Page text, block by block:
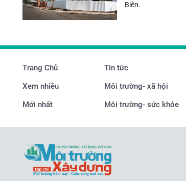
Biên.
Trang Chủ
Xem nhiều
Mới nhất
Tin tức
Môi trường- xã hội
Môi trường- sức khỏe